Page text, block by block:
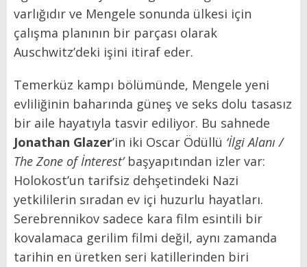
varlığıdır ve Mengele sonunda ülkesi için
çalışma planının bir parçası olarak
Auschwitz’deki işini itiraf eder.
Temerküz kampı bölümünde, Mengele yeni
evliliğinin baharında güneş ve seks dolu tasasız
bir aile hayatıyla tasvir ediliyor. Bu sahnede
Jonathan Glazer’in iki Oscar Ödüllü ‘İlgi Alanı /
The Zone of İnterest’başyapıtından izler var:
Holokost’un tarifsiz dehşetindeki Nazi
yetkililerin sıradan ev içi huzurlu hayatları.
Serebrennikov sadece kara film esintili bir
kovalamaca gerilim filmi değil, aynı zamanda
tarihin en üretken seri katillerinden biri